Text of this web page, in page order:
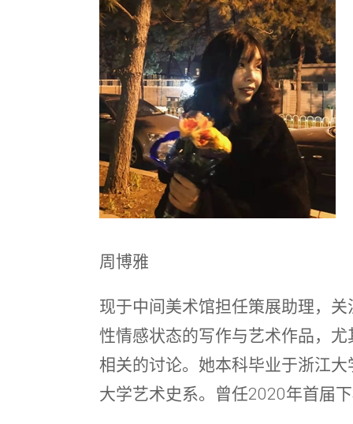
周博雅
现于中间美术馆担任策展助理，
性情感状态的写作与艺术作品，
相关的讨论。她本科毕业于浙江
大学艺术史系。曾任2020年首届